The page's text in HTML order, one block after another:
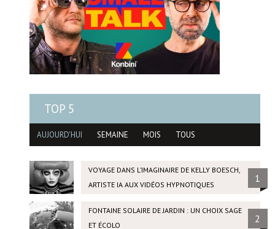
TOP 5
AUJOURD'HUI SEMAINE MOIS TOUS
VOYAGE DANS L’IMAGINAIRE DE KELLY BOESCH,
ARTISTE IA AUX VIDÉOS HYPNOTIQUES
1
FONTAINE SOLAIRE DE JARDIN : UN CHOIX SAGE
ET ÉCOLO
2